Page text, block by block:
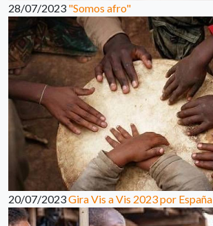
28/07/2023 "Somos afro"
20/07/2023Gira Vis a Vis 2023 por España